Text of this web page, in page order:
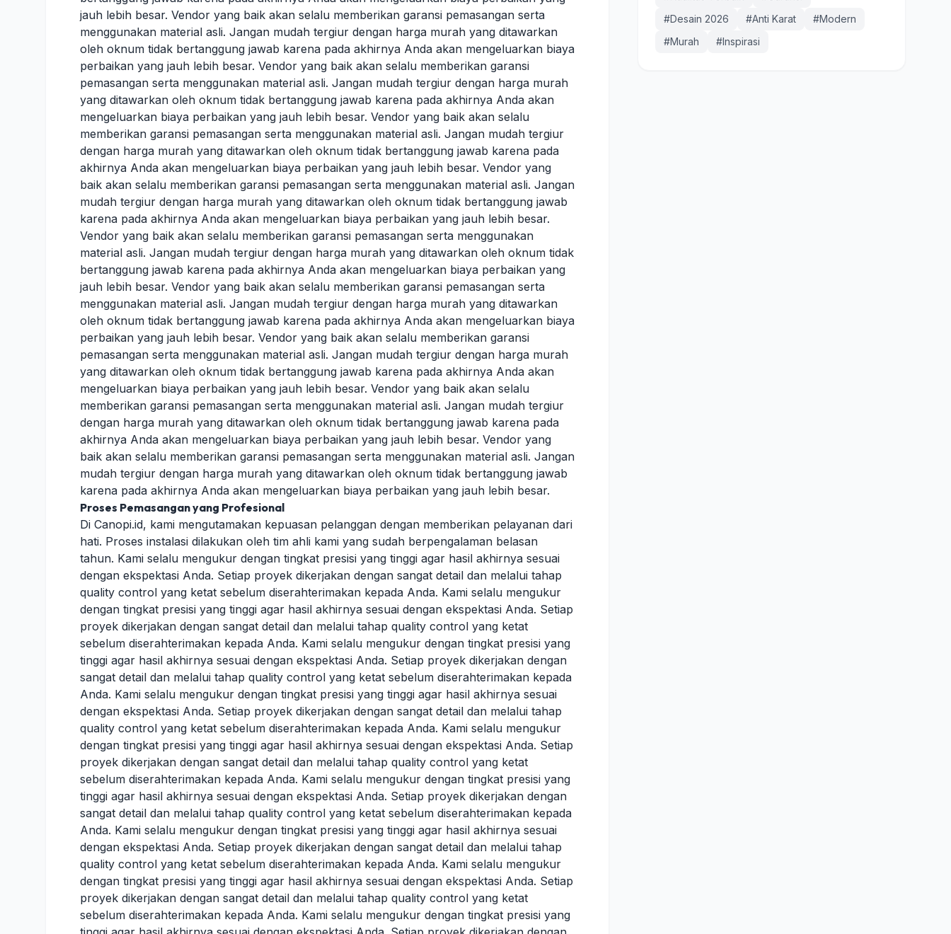
jauh lebih besar. Vendor yang baik akan selalu memberikan garansi pemasangan serta
menggunakan material asli. Jangan mudah tergiur dengan harga murah yang ditawarkan
oleh oknum tidak bertanggung jawab karena pada akhirnya Anda akan mengeluarkan biaya
perbaikan yang jauh lebih besar. Vendor yang baik akan selalu memberikan garansi
pemasangan serta menggunakan material asli. Jangan mudah tergiur dengan harga murah
yang ditawarkan oleh oknum tidak bertanggung jawab karena pada akhirnya Anda akan
mengeluarkan biaya perbaikan yang jauh lebih besar. Vendor yang baik akan selalu
memberikan garansi pemasangan serta menggunakan material asli. Jangan mudah tergiur
dengan harga murah yang ditawarkan oleh oknum tidak bertanggung jawab karena pada
akhirnya Anda akan mengeluarkan biaya perbaikan yang jauh lebih besar. Vendor yang
baik akan selalu memberikan garansi pemasangan serta menggunakan material asli. Jangan
mudah tergiur dengan harga murah yang ditawarkan oleh oknum tidak bertanggung jawab
karena pada akhirnya Anda akan mengeluarkan biaya perbaikan yang jauh lebih besar.
Vendor yang baik akan selalu memberikan garansi pemasangan serta menggunakan
material asli. Jangan mudah tergiur dengan harga murah yang ditawarkan oleh oknum tidak
bertanggung jawab karena pada akhirnya Anda akan mengeluarkan biaya perbaikan yang
jauh lebih besar. Vendor yang baik akan selalu memberikan garansi pemasangan serta
menggunakan material asli. Jangan mudah tergiur dengan harga murah yang ditawarkan
oleh oknum tidak bertanggung jawab karena pada akhirnya Anda akan mengeluarkan biaya
perbaikan yang jauh lebih besar. Vendor yang baik akan selalu memberikan garansi
pemasangan serta menggunakan material asli. Jangan mudah tergiur dengan harga murah
yang ditawarkan oleh oknum tidak bertanggung jawab karena pada akhirnya Anda akan
mengeluarkan biaya perbaikan yang jauh lebih besar. Vendor yang baik akan selalu
memberikan garansi pemasangan serta menggunakan material asli. Jangan mudah tergiur
dengan harga murah yang ditawarkan oleh oknum tidak bertanggung jawab karena pada
akhirnya Anda akan mengeluarkan biaya perbaikan yang jauh lebih besar. Vendor yang
baik akan selalu memberikan garansi pemasangan serta menggunakan material asli. Jangan
mudah tergiur dengan harga murah yang ditawarkan oleh oknum tidak bertanggung jawab
karena pada akhirnya Anda akan mengeluarkan biaya perbaikan yang jauh lebih besar.
Proses Pemasangan yang Profesional
Di Canopi.id, kami mengutamakan kepuasan pelanggan dengan memberikan pelayanan dari
hati. Proses instalasi dilakukan oleh tim ahli kami yang sudah berpengalaman belasan
tahun. Kami selalu mengukur dengan tingkat presisi yang tinggi agar hasil akhirnya sesuai
dengan ekspektasi Anda. Setiap proyek dikerjakan dengan sangat detail dan melalui tahap
quality control yang ketat sebelum diserahterimakan kepada Anda. Kami selalu mengukur
dengan tingkat presisi yang tinggi agar hasil akhirnya sesuai dengan ekspektasi Anda. Setiap
proyek dikerjakan dengan sangat detail dan melalui tahap quality control yang ketat
sebelum diserahterimakan kepada Anda. Kami selalu mengukur dengan tingkat presisi yang
tinggi agar hasil akhirnya sesuai dengan ekspektasi Anda. Setiap proyek dikerjakan dengan
sangat detail dan melalui tahap quality control yang ketat sebelum diserahterimakan kepada
Anda. Kami selalu mengukur dengan tingkat presisi yang tinggi agar hasil akhirnya sesuai
dengan ekspektasi Anda. Setiap proyek dikerjakan dengan sangat detail dan melalui tahap
quality control yang ketat sebelum diserahterimakan kepada Anda. Kami selalu mengukur
dengan tingkat presisi yang tinggi agar hasil akhirnya sesuai dengan ekspektasi Anda. Setiap
proyek dikerjakan dengan sangat detail dan melalui tahap quality control yang ketat
sebelum diserahterimakan kepada Anda. Kami selalu mengukur dengan tingkat presisi yang
tinggi agar hasil akhirnya sesuai dengan ekspektasi Anda. Setiap proyek dikerjakan dengan
sangat detail dan melalui tahap quality control yang ketat sebelum diserahterimakan kepada
Anda. Kami selalu mengukur dengan tingkat presisi yang tinggi agar hasil akhirnya sesuai
dengan ekspektasi Anda. Setiap proyek dikerjakan dengan sangat detail dan melalui tahap
quality control yang ketat sebelum diserahterimakan kepada Anda. Kami selalu mengukur
dengan tingkat presisi yang tinggi agar hasil akhirnya sesuai dengan ekspektasi Anda. Setiap
proyek dikerjakan dengan sangat detail dan melalui tahap quality control yang ketat
sebelum diserahterimakan kepada Anda. Kami selalu mengukur dengan tingkat presisi yang
#Desain 2026
#Anti Karat
#Modern
#Murah
#Inspirasi